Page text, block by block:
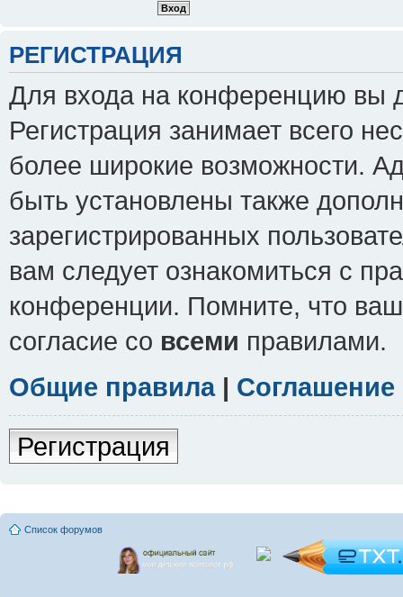
РЕГИСТРАЦИЯ
Для входа на конференцию вы
Регистрация занимает всего
более широкие возможности.
быть установлены также
зарегистрированных
вам следует ознакомиться с
конференции. Помните, что
согласие со всеми правилами.
Общие правила|
Регистрация
Список форумов